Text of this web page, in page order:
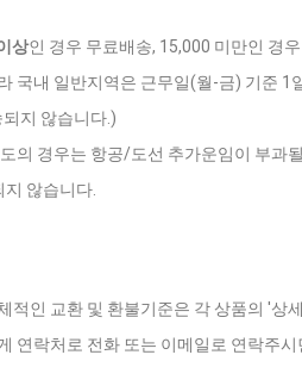
상인 경우 무료배송, 15,000 미만인 경
국내 일반지역은 근무일(월-금) 기준
지 않습니다.)
의 경우는 항공/도선 추가운임이 부과
않습니다.
적인 교환 및 환불기준은 각 상품의 '상
연락처로 전화 또는 이메일로 연락주